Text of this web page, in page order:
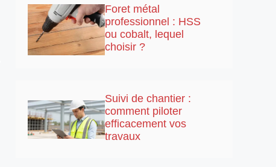
Foret métal
professionnel : HSS
ou cobalt, lequel
choisir ?
Suivi de chantier :
comment piloter
efficacement vos
travaux